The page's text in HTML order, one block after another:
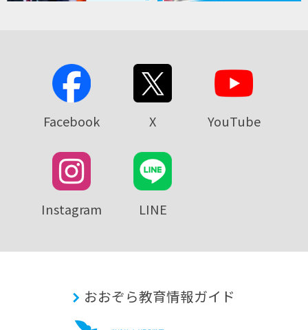
Facebook X YouTube
Instagram LINE
おおぞら教育情報ガイド